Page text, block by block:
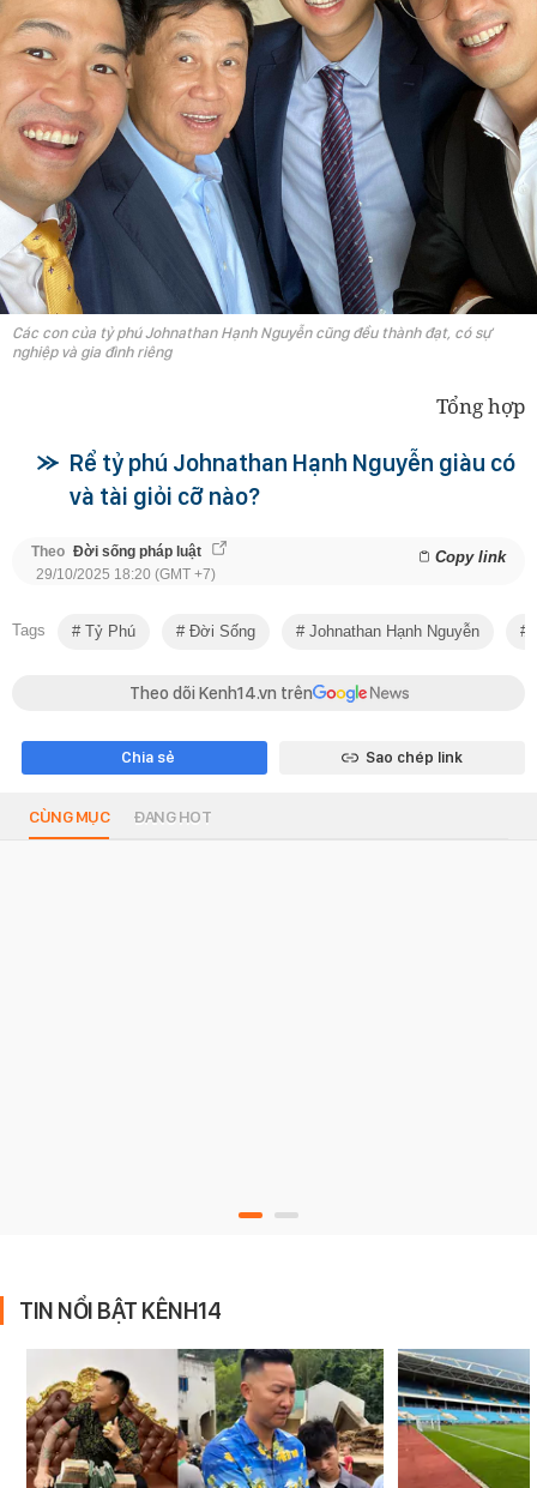
Các con của tỷ phú Johnathan Hạnh Nguyễn cũng đều thành đạt, có sự
nghiệp và gia đình riêng
Tổng hợp
Rể tỷ phú Johnathan Hạnh Nguyễn giàu có
và tài giỏi cỡ nào?
Theo Đời sống pháp luật Copy link
29/10/2025 18:20 (GMT +7)
Tags Tỷ Phú Đời Sống Johnathan Hạnh Nguyễn
Theo dõi Kenh14.vn trên
Chia sẻ Sao chép link
CÙNG MỤC ĐANG HOT
TIN NỔI BẬT KÊNH14